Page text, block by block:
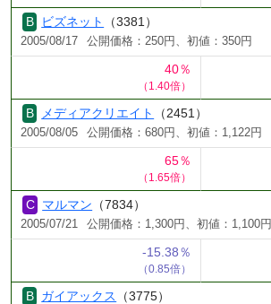
ビズネット （3381）
2005/08/17 公開価格：250円、初値：350円
40％
（1.40倍）
メディアクリエイト （2451）
2005/08/05 公開価格：680円、初値：1,122円
65％
（1.65倍）
マルマン （7834）
2005/07/21 公開価格：1,300円、初値：1,100円
-15.38％
（0.85倍）
ガイアックス （3775）